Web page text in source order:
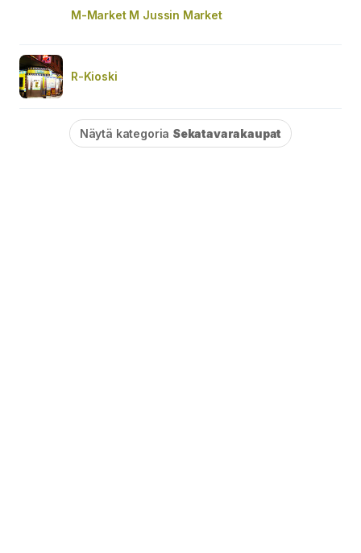
M-Market M Jussin Market
R-Kioski
Näytä kategoria Sekatavarakaupat